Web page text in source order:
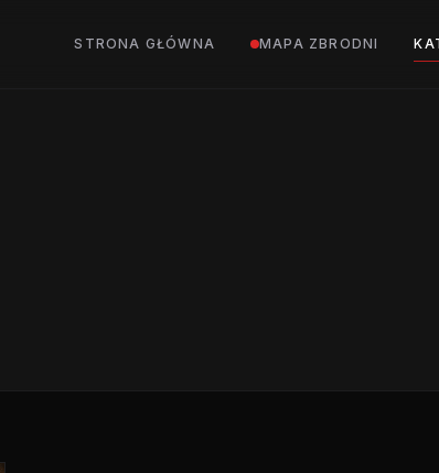
STRONA GŁÓWNA MAPA ZBRODNI